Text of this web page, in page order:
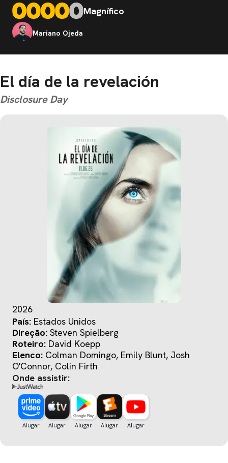
Magnífico
Mariano Ojeda
El día de la revelación
Disclosure Day
2026
País: Estados Unidos
Direção: Steven Spielberg
Roteiro: David Koepp
Elenco: Colman Domingo, Emily Blunt, Josh
O'Connor, Colin Firth
Onde assistir: